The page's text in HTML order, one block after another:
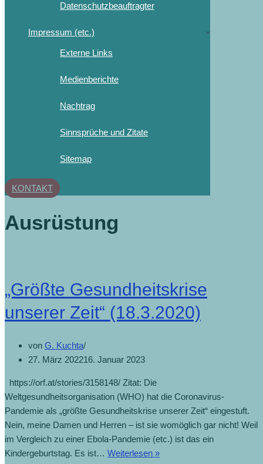
Datenschutzbeauftragter
Impressum (etc.)
Externe Links
Medienberichte
Nachtrag
Sinnsprüche und Zitate
Sitemap
KONTAKT
Ausrüstung
„Größte Gesundheitskrise
unserer Zeit“ (18.3.2020)
von G. Kuchta
27. März 202216. Januar 2023
https://orf.at/stories/3158148/ Zitat: Die
Weltgesundheitsorganisation (WHO) hat die Coronavirus-
Pandemie als „größte Gesundheitskrise unserer Zeit“ eingestuft.
Nein, meine Damen und Herren – ist sie womöglich gar nicht! Weil
im Vergleich zu einer Ebola-Pandemie (etc.) ist das ein
Kindergeburtstag. Es ist… Weiterlesen »